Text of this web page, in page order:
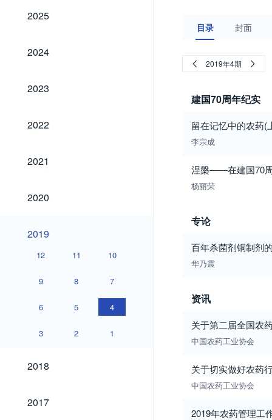
2025
2025
2024
2024
2023
2023
2022
2022
2021
2021
2020
2020
2019
2019
12 11 10
9 8 7
6 5 4
3 2 1
2018
2018
2017
2017
目录 封面
2019年4期
建国70周年纪实
留在记忆中的农药
李宗成
涅槃——在建国70
杨丽荣
专论
百年杀菌剂铜制剂
华乃震
资讯
关于第二届全国农
中国农药工业协会
关于切实做好农药
中国农药工业协会
2019年农药管理工